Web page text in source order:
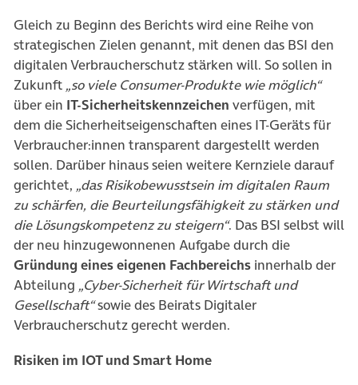
Gleich zu Beginn des Berichts wird eine Reihe von
strategischen Zielen genannt, mit denen das BSI den
digitalen Verbraucherschutz stärken will. So sollen in
Zukunft „so viele Consumer-Produkte wie möglich“
über ein IT-Sicherheitskennzeichen verfügen, mit
dem die Sicherheitseigenschaften eines IT-Geräts für
Verbraucher:innen transparent dargestellt werden
sollen. Darüber hinaus seien weitere Kernziele darauf
gerichtet, „das Risikobewusstsein im digitalen Raum
zu schärfen, die Beurteilungsfähigkeit zu stärken und
die Lösungskompetenz zu steigern“. Das BSI selbst will
der neu hinzugewonnenen Aufgabe durch die
Gründung eines eigenen Fachbereichs innerhalb der
Abteilung „Cyber-Sicherheit für Wirtschaft und
Gesellschaft“sowie des Beirats Digitaler
Verbraucherschutz gerecht werden.
Risiken im IOT und Smart Home